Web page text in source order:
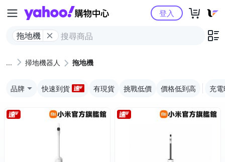
Yahoo購物中心
拖地機
登入
掃地機器人 拖地機
品牌 快速到貨 有現貨 挑戰低價 價格低到高 充